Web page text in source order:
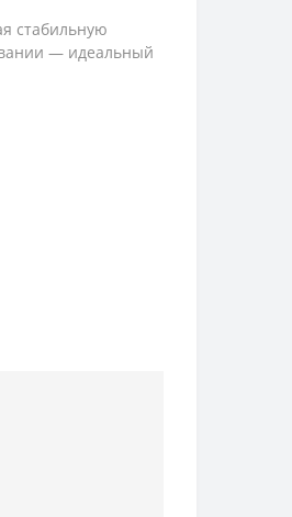
стабильную
— идеальный